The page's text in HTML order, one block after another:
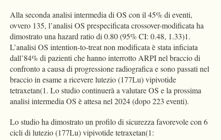
Alla seconda analisi intermedia di OS con il 45% di eventi,
ovvero 135, l’analisi OS prespecificata crossover-modificata ha
dimostrato una hazard ratio di 0.80 (95% CI: 0.48, 1.33)1.
L’analisi OS intention-to-treat non modificata è stata inficiata
dall’84% di pazienti che hanno interrotto ARPI nel braccio di
confronto a causa di progressione radiografica e sono passati nel
braccio in esame a ricevere lutezio (177Lu) vipivotide
tetraxetan(1. Lo studio continuerà a valutare OS e la prossima
analisi intermedia OS è attesa nel 2024 (dopo 223 eventi).
Lo studio ha dimostrato un profilo di sicurezza favorevole con 6
cicli di lutezio (177Lu) vipivotide tetraxetan(1: